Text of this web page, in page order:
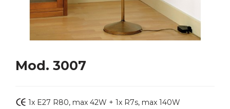
Mod. 3007
1x E27 R80, max 42W + 1x R7s, max 140W